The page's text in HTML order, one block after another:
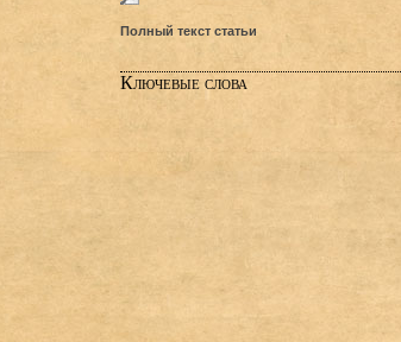
Полный текст статьи
Ключевые слова